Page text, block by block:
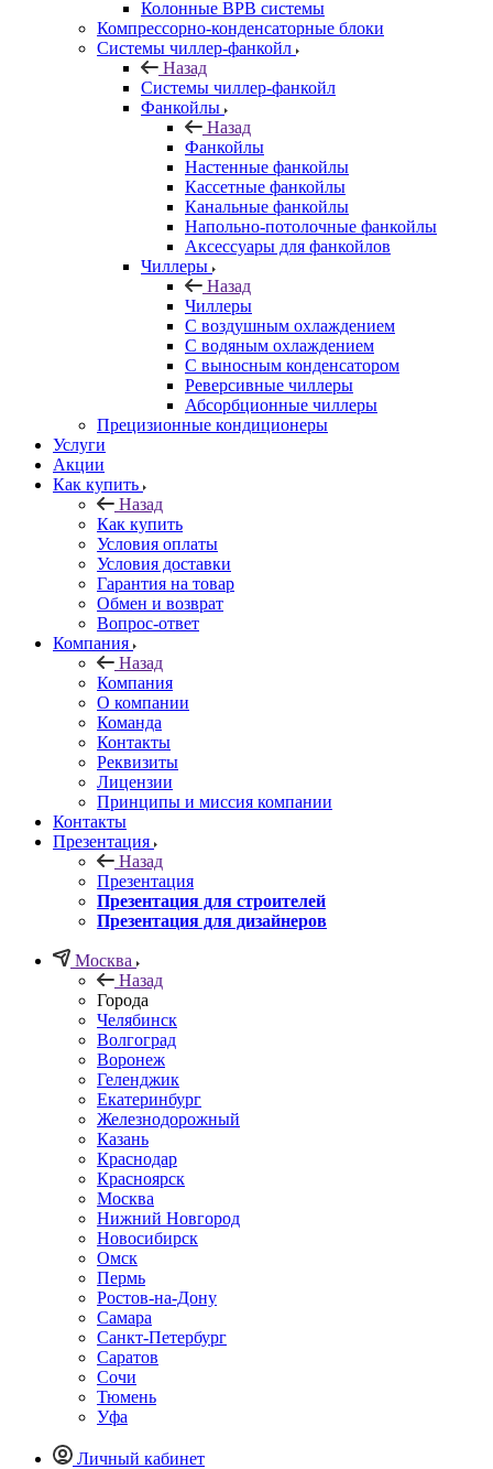
Колонные ВРВ системы
Компрессорно-конденсаторные блоки
Системы чиллер-фанкойл
Назад
Системы чиллер-фанкойл
Фанкойлы
Назад
Фанкойлы
Настенные фанкойлы
Кассетные фанкойлы
Канальные фанкойлы
Напольно-потолочные фанкойлы
Аксессуары для фанкойлов
Чиллеры
Назад
Чиллеры
С воздушным охлаждением
С водяным охлаждением
С выносным конденсатором
Реверсивные чиллеры
Абсорбционные чиллеры
Прецизионные кондиционеры
Услуги
Акции
Как купить
Назад
Как купить
Условия оплаты
Условия доставки
Гарантия на товар
Обмен и возврат
Вопрос-ответ
Компания
Назад
Компания
О компании
Команда
Контакты
Реквизиты
Лицензии
Принципы и миссия компании
Контакты
Презентация
Назад
Презентация
Презентация для строителей
Презентация для дизайнеров
Москва
Назад
Города
Челябинск
Волгоград
Воронеж
Геленджик
Екатеринбург
Железнодорожный
Казань
Краснодар
Красноярск
Москва
Нижний Новгород
Новосибирск
Омск
Пермь
Ростов-на-Дону
Самара
Санкт-Петербург
Саратов
Сочи
Тюмень
Уфа
Личный кабинет